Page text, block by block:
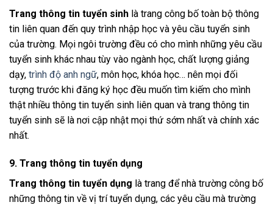
Trang thông tin tuyển sinh là trang công bố toàn bộ thông
tin liên quan đến quy trình nhập học và yêu cầu tuyển sinh
của trường. Mọi ngôi trường đều có cho mình những yêu cầu
tuyển sinh khác nhau tùy vào ngành học, chất lượng giảng
dạy, trình độ anh ngữ, môn học, khóa học… nên mọi đối
tượng trước khi đăng ký học đều muốn tìm kiếm cho mình
thật nhiều thông tin tuyển sinh liên quan và trang thông tin
tuyển sinh sẽ là nơi cập nhật mọi thứ sớm nhất và chính xác
nhất.
9. Trang thông tin tuyển dụng
Trang thông tin tuyển dụng là trang để nhà trường công bố
những thông tin về vị trí tuyển dụng, các yêu cầu mà trường